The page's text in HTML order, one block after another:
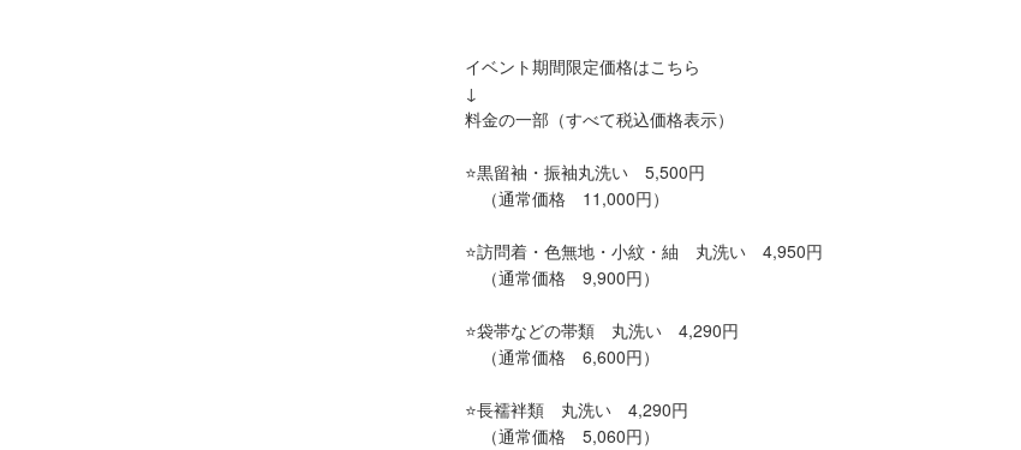
イベント期間限定価格はこちら
↓
料金の一部（すべて税込価格表示）
⭐黒留袖・振袖丸洗い 5,500円
（通常価格 11,000円）
⭐訪問着・色無地・小紋・紬 丸洗い 4,950円
（通常価格 9,900円）
⭐袋帯などの帯類 丸洗い 4,290円
（通常価格 6,600円）
⭐長襦袢類 丸洗い 4,290円
（通常価格 5,060円）